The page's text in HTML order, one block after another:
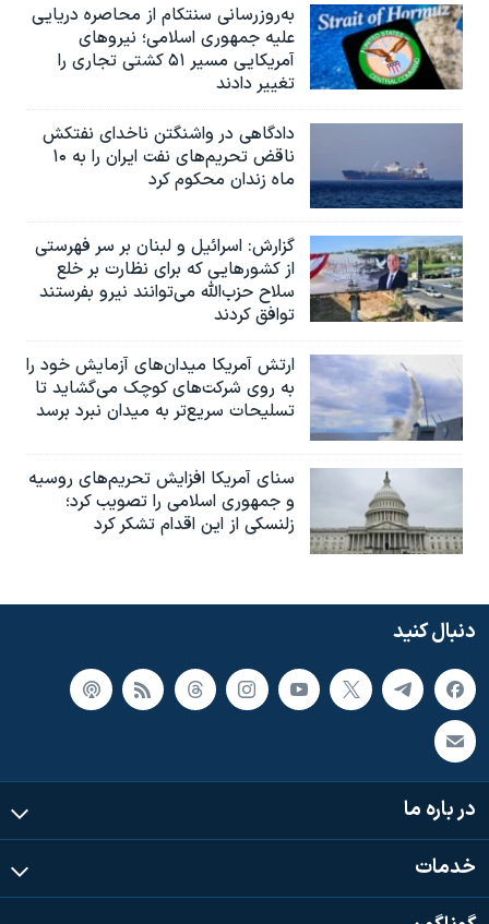
به‌روزرسانی سنتکام از محاصره دریایی
علیه جمهوری اسلامی؛ نیروهای
آمریکایی مسیر ۵۱ کشتی تجاری را
تغییر دادند
دادگاهی در واشنگتن ناخدای نفتکش
ناقض تحریم‌های نفت ایران را به ۱۰
ماه زندان محکوم کرد
گزارش‌: اسرائيل و لبنان بر سر فهرستی
از کشورهایی که برای نظارت بر خلع
سلاح حزب‌الله می‌توانند نیرو بفرستند
توافق کردند
ارتش آمریکا میدان‌های آزمایش خود را
به روی شرکت‌های کوچک می‌گشاید تا
تسلیحات سریع‌تر به میدان نبرد برسد
سنای آمریکا افزایش تحریم‌های روسیه
و جمهوری اسلامی را تصویب کرد؛
زلنسکی از این اقدام تشکر کرد
دنبال کنید
در باره ما
خدمات